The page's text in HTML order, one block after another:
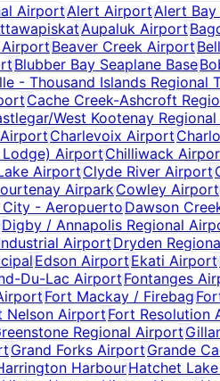
AirportAlert AirportAlert
Aupaluk Airport
AirportBeaver Creek Airport
Blubber Bay Seaplane Base
- Thousand Islands Regional
Cache Creek-Ashcroft
West Kootenay
Charlevoix Airport
Lodge) AirportChilliwack
AirportClyde River Airport
AirparkCowley Airport
City - AeropuertoDawson
Digby / Annapolis Regional
AirportDryden
Edson AirportEkati Airport
Du-Lac AirportFontanges
Fort Mackay / Firebag
Nelson AirportFort Resolution
Regional Airport
Grand Forks AirportGrande
HarbourHatchet